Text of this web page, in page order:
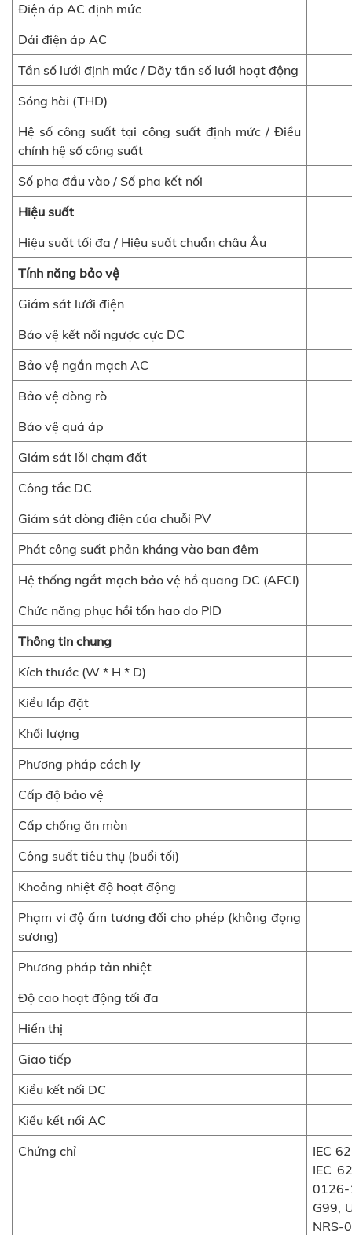
Điện áp AC định mức
Dải điện áp AC
Tần số lưới định mức / Dãy tần số lưới hoạt động
Sóng hài (THD)
Hệ số công suất tại công suất định mức / Điều
chỉnh hệ số công suất
Số pha đầu vào / Số pha kết nối
Hiệu suất
Hiệu suất tối đa / Hiệu suất chuẩn châu Âu
Tính năng bảo vệ
Giám sát lưới điện
Bảo vệ kết nối ngược cực DC
Bảo vệ ngắn mạch AC
Bảo vệ dòng rò
Bảo vệ quá áp
Giám sát lỗi chạm đất
Công tắc DC
Giám sát dòng điện của chuỗi PV
Phát công suất phản kháng vào ban đêm
Hệ thống ngắt mạch bảo vệ hồ quang DC (AFCI)
Chức năng phục hồi tổn hao do PID
Thông tin chung
Kích thước (W * H * D)
Kiểu lắp đặt
Khối lượng
Phương pháp cách ly
Cấp độ bảo vệ
Cấp chống ăn mòn
Công suất tiêu thụ (buổi tối)
Khoảng nhiệt độ hoạt động
Phạm vi độ ẩm tương đối cho phép (không đọng
sương)
Phương pháp tản nhiệt
Độ cao hoạt động tối đa
Hiển thị
Giao tiếp
Kiểu kết nối DC
Kiểu kết nối AC
Chứng chỉ
IEC
IEC
0126-
G99,
NRS-